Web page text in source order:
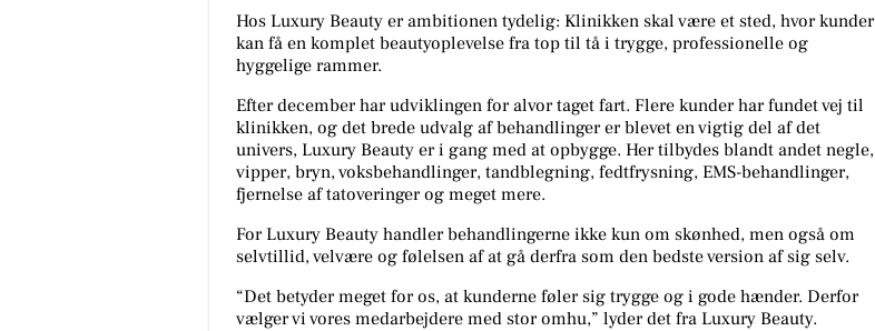
Hos Luxury Beauty er ambitionen tydelig: Klinikken skal være et sted, hvor kunder
kan få en komplet beautyoplevelse fra top til tå i trygge, professionelle og
hyggelige rammer.
Efter december har udviklingen for alvor taget fart. Flere kunder har fundet vej til
klinikken, og det brede udvalg af behandlinger er blevet en vigtig del af det
univers, Luxury Beauty er i gang med at opbygge. Her tilbydes blandt andet negle,
vipper, bryn, voksbehandlinger, tandblegning, fedtfrysning, EMS-behandlinger,
fjernelse af tatoveringer og meget mere.
For Luxury Beauty handler behandlingerne ikke kun om skønhed, men også om
selvtillid, velvære og følelsen af at gå derfra som den bedste version af sig selv.
“Det betyder meget for os, at kunderne føler sig trygge og i gode hænder. Derfor
vælger vi vores medarbejdere med stor omhu,” lyder det fra Luxury Beauty.